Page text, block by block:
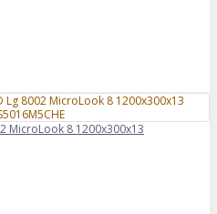
MicroLook 8 1200x300x13